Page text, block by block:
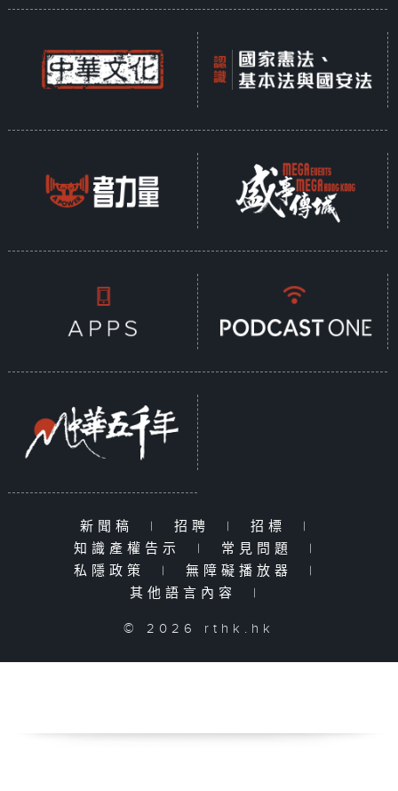
新聞稿 | 招聘 | 招標
|
知識產權告示
| 常見問題
|
私隱政策
| 無障礙播放器
|
其他語言內容
|
© 2026 rthk.hk